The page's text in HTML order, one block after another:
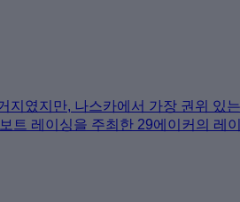
였지만, 나스카에서 가장 권위 있
레이싱을 주최한 29에이커의 레